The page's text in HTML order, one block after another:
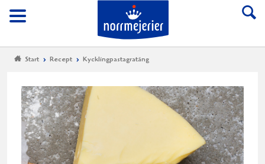
Meny
Till Norrmejerier
Start Recept Kycklingpastagratäng